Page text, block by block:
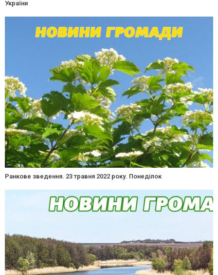
України
Ранкове зведення. 23 травня 2022 року. Понеділок